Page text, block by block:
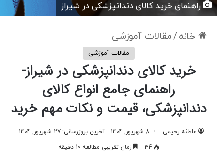
راهنمای خرید کالای دندانپزشکی در شیراز
خانه/مقالات آموزشی
مقالات آموزشی
خرید کالای دندانپزشکی در شیراز-
راهنمای جامع انواع کالای
دندانپزشکی، قیمت و نکات مهم خرید
عاطفه رحیمی 8 شهریور, 1404
آخرین بروزرسانی: 27 شهریور, 1404
34
زمان تقریبی مطالعه 10 دقیقه